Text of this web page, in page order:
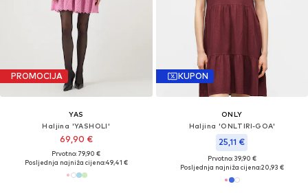
PROMOCIJA
YAS
Haljina 'YASHOLI'
69,90 €
Prvotno: 79,90 €
Posljednja najniža cijena:49,41 €
KUPON
ONLY
Haljina 'ONLTIRI-GOA'
25,11 €
Prvotno: 39,90 €
Posljednja najniža cijena:20,93 €